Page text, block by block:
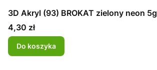
3D Akryl (93) BROKAT zielony neon 5g
Cena
4,30 zł
Do koszyka